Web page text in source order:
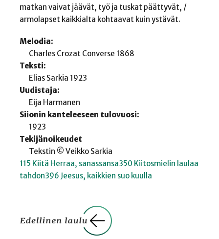
matkan vaivat jäävät, työ ja tuskat päättyvät, /
armolapset kaikkialta kohtaavat kuin ystävät.
Melodia:
Charles Crozat Converse 1868
Teksti:
Elias Sarkia 1923
Uudistaja:
Eija Harmanen
Siionin kanteleeseen tulovuosi:
1923
Tekijänoikeudet
Tekstin © Veikko Sarkia
115 Kiitä Herraa, sanassansa350 Kiitosmielin laulaa
tahdon396 Jeesus, kaikkien suo kuulla